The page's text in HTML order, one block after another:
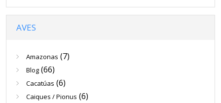
AVES
Amazonas (7)
Blog (66)
Cacatúas (6)
Caiques / Pionus (6)